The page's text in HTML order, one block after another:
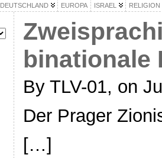
DEUTSCHLAND EUROPA ISRAEL RELIGION
binationale
By TLV-01, on
Der Prager
[…]